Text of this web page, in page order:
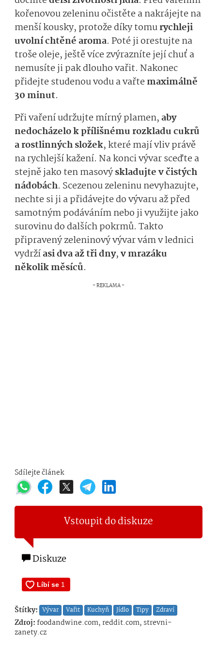
kořenovou zeleninu očistěte a nakrájejte na
menší kousky, protože díky tomurychleji
uvolní chtěné aroma. Poté ji orestujte na
troše oleje, ještě více zvýrazníte její chuť a
nemusíte ji pak dlouho vařit. Nakonec
přidejte studenou vodu a vařtemaximálně
30 minut.
Při vaření udržujte mírný plamen,aby
nedocházelo k přílišnému rozkladu cukrů
a rostlinných složek, které mají vliv právě
na rychlejší kažení. Na konci vývar sceďte a
stejně jako ten masovýskladujte v čistých
nádobách. Scezenou zeleninu nevyhazujte,
nechte si ji a přidávejte do vývaru až před
samotným podáváním nebo ji využijte jako
surovinu do dalších pokrmů. Takto
připravený zeleninový vývar vám v lednici
vydržíasi dva až tři dny,v mrazáku
několik měsíců.
Sdílejte článek
Vstoupit do diskuze
Diskuze
Štítky: Vývar Vařit Kuchyň Jídlo Tipy Zdraví
Zdroj:foodandwine.com, reddit.com, strevni-
zanety.cz